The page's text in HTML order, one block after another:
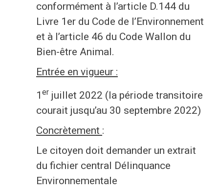
Aîné
Commerçant
En situation de handicap
Investisseur
Jeune
Journaliste
Nouvel habitant
Parent
Mes démarches en ligne
Services communaux
Agenda
Enquêtes publiques
Location de salles
Offres d'emploi
Règlements communaux
Objets trouvés
conformément à l’article D.144 du
Livre 1er du Code de l’Environnement
et à l’article 46 du Code Wallon du
Bien-être Animal.
Entrée en vigueur :
1 er juillet 2022 (la période transitoire
courait jusqu’au 30 septembre 2022)
Concrètement :
Le citoyen doit demander un extrait
du fichier central Délinquance
Environnementale